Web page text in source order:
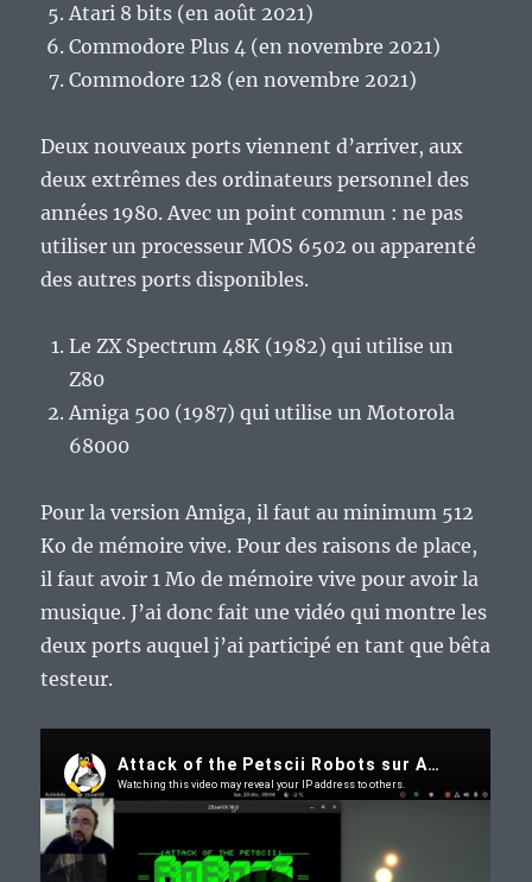
Atari 8 bits (en août 2021)
Commodore Plus 4 (en novembre 2021)
Commodore 128 (en novembre 2021)
Deux nouveaux ports viennent d’arriver, aux
deux extrêmes des ordinateurs personnel des
années 1980. Avec un point commun : ne pas
utiliser un processeur MOS 6502 ou apparenté
des autres ports disponibles.
Le ZX Spectrum 48K (1982) qui utilise un
Z80
Amiga 500 (1987) qui utilise un Motorola
68000
Pour la version Amiga, il faut au minimum 512
Ko de mémoire vive. Pour des raisons de place,
il faut avoir 1 Mo de mémoire vive pour avoir la
musique. J’ai donc fait une vidéo qui montre les
deux ports auquel j’ai participé en tant que bêta
testeur.